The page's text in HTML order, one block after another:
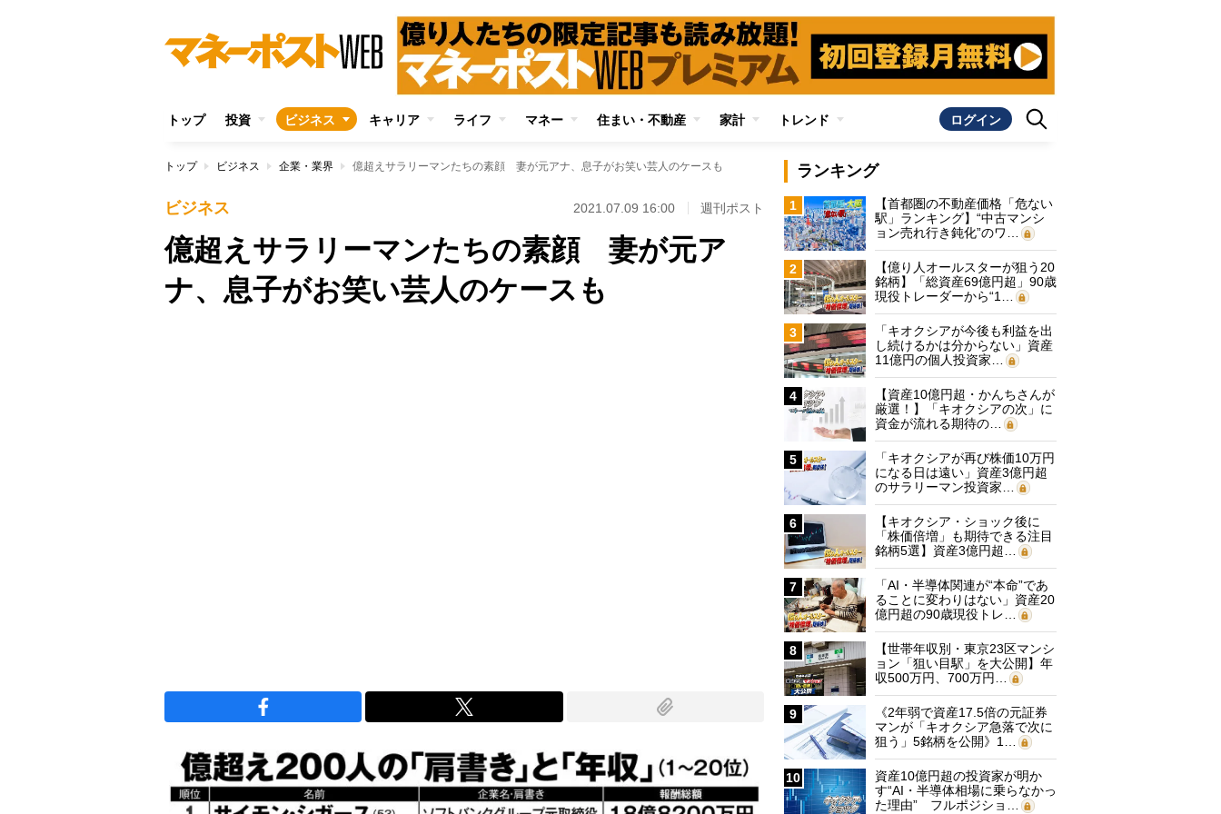
トップ 投資 ビジネス キャリア ライフ マネー 住まい・不動産 家計 トレンド ログイン
トップ ビジネス 企業・業界 億超えサラリーマンたちの素顔 妻が元アナ、息子がお笑い芸人のケースも
ビジネス 2021.07.09 16:00 週刊ポスト
億超えサラリーマンたちの素顔 妻が元ア
ナ、息子がお笑い芸人のケースも
ランキング
1
【首都圏の不動産価格「危ない
駅」ランキング】“中古マンシ
ョン売れ行き鈍化”のワ…
2
【億り人オールスターが狙う20
銘柄】「総資産69億円超」90歳
現役トレーダーから“1…
3
「キオクシアが今後も利益を出
し続けるかは分からない」資産
11億円の個人投資家…
4
【資産10億円超・かんちさんが
厳選！】「キオクシアの次」に
資金が流れる期待の…
5
「キオクシアが再び株価10万円
になる日は遠い」資産3億円超
のサラリーマン投資家…
6
【キオクシア・ショック後に
「株価倍増」も期待できる注目
銘柄5選】資産3億円超…
7
「AI・半導体関連が“本命”であ
ることに変わりはない」資産20
億円超の90歳現役トレ…
8
【世帯年収別・東京23区マンシ
ョン「狙い目駅」を大公開】年
収500万円、700万円…
9
《2年弱で資産17.5倍の元証券
マンが「キオクシア急落で次に
狙う」5銘柄を公開》1…
10
資産10億円超の投資家が明か
す“AI・半導体相場に乗らなかっ
た理由” フルポジショ…